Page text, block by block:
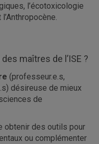
l’écotoxicologie
maîtres de l’ISE ?
(professeur.e.s,
désireuse de mieux
de
obtenir des outils pour
ou complémenter